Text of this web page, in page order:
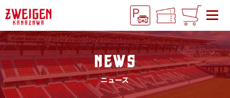
NEWS
ニュース